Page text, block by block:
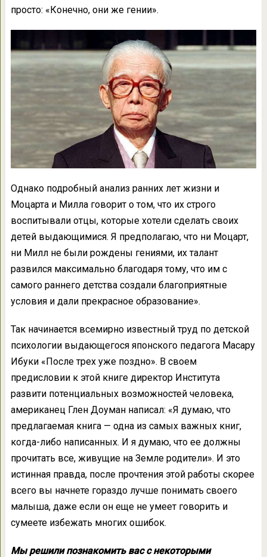
просто: «Конечно, они же гении».
Однако подробный анализ ранних лет жизни и
Моцарта и Милла говорит о том, что их строго
воспитывали отцы, которые хотели сделать своих
детей выдающимися. Я предполагаю, что ни Моцарт,
ни Милл не были рождены гениями, их талант
развился максимально благодаря тому, что им с
самого раннего детства создали благоприятные
условия и дали прекрасное образование».
Так начинается всемирно известный труд по детской
психологии выдающегося японского педагога Масару
Ибуки «После трех уже поздно». В своем
предисловии к этой книге директор Института
развити потенциальных возможностей человека,
американец Глен Доуман написал: «Я думаю, что
предлагаемая книга — одна из самых важных книг,
когда-либо написанных. И я думаю, что ее должны
прочитать все, живущие на Земле родители». И это
истинная правда, после прочтения этой работы скорее
всего вы начнете гораздо лучше понимать своего
малыша, даже если он еще не умеет говорить и
сумеете избежать многих ошибок.
Мы решили познакомить вас с некоторыми